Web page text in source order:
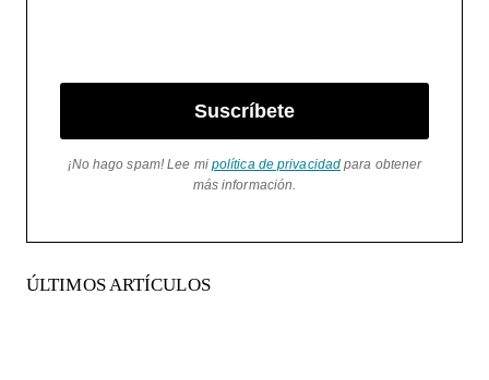
Suscríbete
¡No hago spam! Lee mi política de privacidad para obtener
más información.
ÚLTIMOS ARTÍCULOS